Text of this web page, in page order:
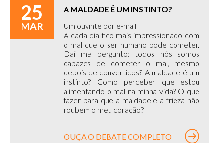
25
MAR
A MALDADE É UM INSTINTO?
Um ouvinte por e-mail
A cada dia fico mais impressionado com
o mal que o ser humano pode cometer.
Daí me pergunto: todos nós somos
capazes de cometer o mal, mesmo
depois de convertidos? A maldade é um
instinto? Como perceber que estou
alimentando o mal na minha vida? O que
fazer para que a maldade e a frieza não
roubem o meu coração?
OUÇA O DEBATE COMPLETO